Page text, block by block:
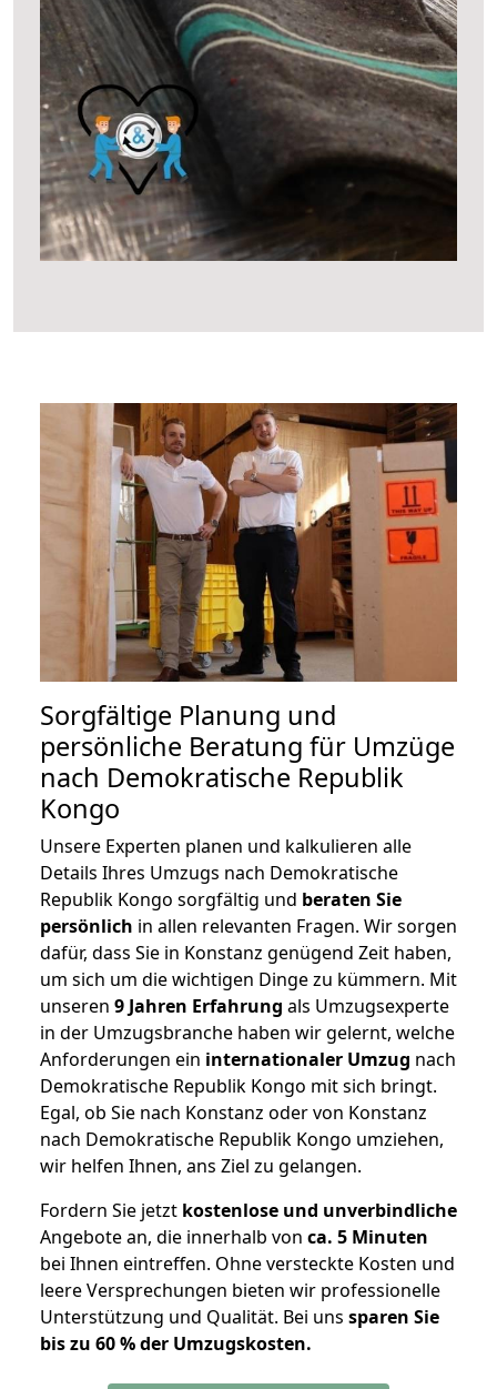
Sorgfältige Planung und
persönliche Beratung für Umzüge
nach Demokratische Republik
Kongo
Unsere Experten planen und kalkulieren alle
Details Ihres Umzugs nach Demokratische
Republik Kongo sorgfältig und beraten Sie
persönlich in allen relevanten Fragen. Wir sorgen
dafür, dass Sie in Konstanz genügend Zeit haben,
um sich um die wichtigen Dinge zu kümmern. Mit
unseren 9 Jahren Erfahrung als Umzugsexperte
in der Umzugsbranche haben wir gelernt, welche
Anforderungen ein internationaler Umzug nach
Demokratische Republik Kongo mit sich bringt.
Egal, ob Sie nach Konstanz oder von Konstanz
nach Demokratische Republik Kongo umziehen,
wir helfen Ihnen, ans Ziel zu gelangen.
Fordern Sie jetzt kostenlose und unverbindliche
Angebote an, die innerhalb von ca. 5 Minuten
bei Ihnen eintreffen. Ohne versteckte Kosten und
leere Versprechungen bieten wir professionelle
Unterstützung und Qualität. Bei uns sparen Sie
bis zu 60 % der Umzugskosten.